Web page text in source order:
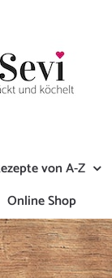
von A-Z
Online Shop